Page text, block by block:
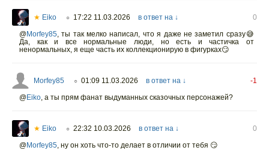
★ Eiko ○ 17:22 11.03.2026 в ответ на ↓
0
@Morfey85, ты так мелко написал, что я даже не заметил сразу😅
Да, как и все нормальные люди, но есть и частичка от
ненормальных, я еще часть их коллекционирую в фигурках😏
Morfey85 ○ 01:09 11.03.2026 в ответ на ↓
-1
@Eiko, а ты прям фанат выдуманных сказочных персонажей?
★ Eiko ○ 22:32 10.03.2026 в ответ на ↓
0
@Morfey85, ну он хоть что-то делает в отличии от тебя 😏